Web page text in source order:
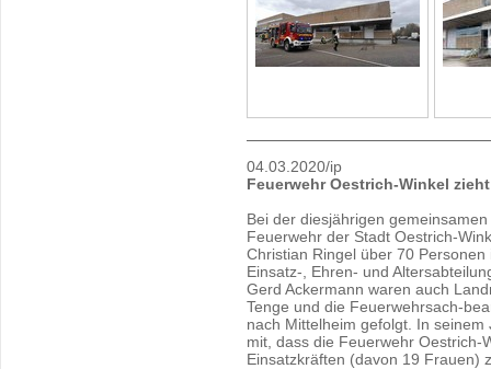
04.03.2020/ip
Feuerwehr Oestrich-Winkel
Bei der diesjährigen
Feuerwehr der Stadt Oestrich-
Christian Ringel über 70
Einsatz-, Ehren- und
Gerd Ackermann waren auch
Tenge und die Feuerwehrsach-
nach Mittelheim gefolgt. In
mit, dass die Feuerwehr Oestrich-
Einsatzkräften (davon 19 Frauen)